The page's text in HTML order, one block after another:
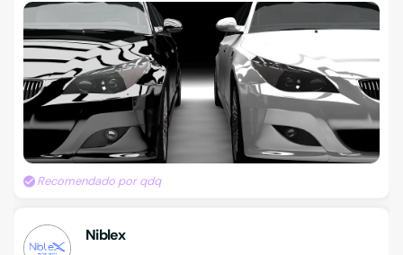
Recomendado por qdq
Niblex